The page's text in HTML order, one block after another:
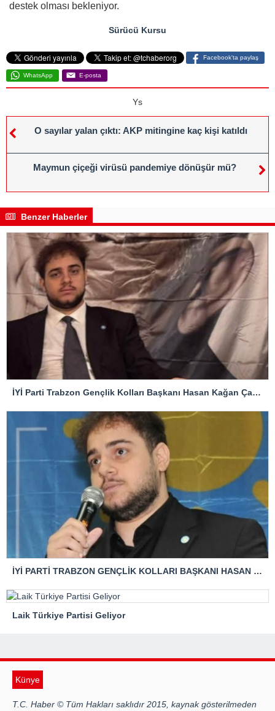
destek olması bekleniyor.
Sürücü Kursu
Facebook'ta paylaş
WhatsApp E-posta
Ys
O sayılar yalan çıktı: AKP mitingine kaç kişi katıldı
Maymun çiçeği virüsü pandemiye dönüşür mü?
Benzer Haberler
İYİ Parti Trabzon Gençlik Kolları Başkanı Hasan Kağan Çakıroğlu’ndan Mattia Ahmet Minguzzi Davasına Tepki
İYİ PARTİ TRABZON GENÇLİK KOLLARI BAŞKANI HASAN KAĞAN ÇAKIROĞLU’NDAN TBMM BAŞKANI’NA ÇOK SERT TEPKİ: “ANAYASAL SUÇ İŞLENMİŞTİR!”
Laik Türkiye Partisi Geliyor
Künye
T.C. Haber © Tüm Hakları saklıdır 2015, kaynak gösterilmeden